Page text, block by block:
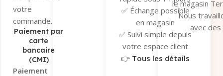
votre
commande.
Paiement par
carte
bancaire
(CMI)
Paiement
✅ Échange possible
en magasin
✅ Suivi simple depuis
votre espace client
👉 Tous les détails
le magasin
Nous
avec des
fiables pour
un suivi en